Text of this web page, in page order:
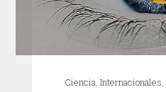
Ciencia,Internacionales,